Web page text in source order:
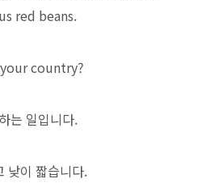
red beans.
country?
는 일입니다.
낮이 짧습니다.